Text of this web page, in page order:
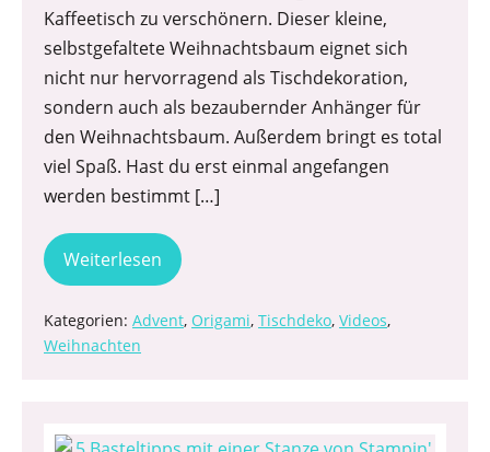
Kaffeetisch zu verschönern. Dieser kleine,
selbstgefaltete Weihnachtsbaum eignet sich
nicht nur hervorragend als Tischdekoration,
sondern auch als bezaubernder Anhänger für
den Weihnachtsbaum. Außerdem bringt es total
viel Spaß. Hast du erst einmal angefangen
werden bestimmt […]
Weiterlesen
Kategorien: Advent, Origami, Tischdeko, Videos,
Weihnachten